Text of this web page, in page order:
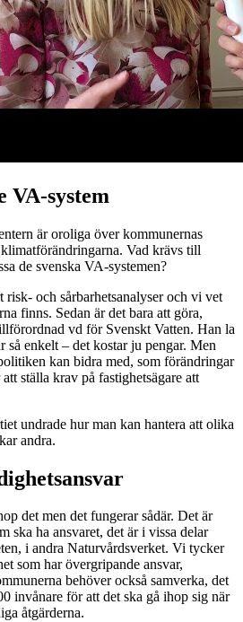
VA-system
är oroliga över kommunernas
Vad krävs till
de svenska VA-systemen?
och sårbarhetsanalyser och vi vet
finns. Sedan är det bara att göra,
vd för Svenskt Vatten. Han la
enkelt – det kostar ju pengar. Men
kan bidra med, som förändringar
ställa krav på fastighetsägare att
undrade hur man kan hantera att olika
andra.
det men det fungerar sådär. Det är
ska ha ansvaret, det är i vissa delar
i andra Naturvårdsverket. Vi tycker
som har övergripande ansvar,
behöver också samverka, det
invånare för att det ska gå ihop sig när
åtgärderna.